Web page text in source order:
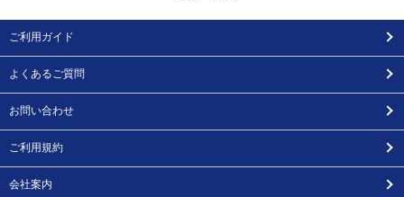
ご利用ガイド
よくあるご質問
お問い合わせ
ご利用規約
会社案内